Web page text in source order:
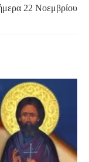
22 Νοεμβρίου